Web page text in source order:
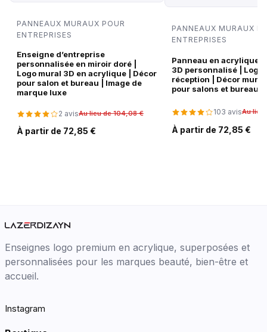
PANNEAUX MURAUX POUR
ENTREPRISES
Enseigne d’entreprise
personnalisée en miroir doré |
Logo mural 3D en acrylique | Décor
pour salon et bureau | Image de
marque luxe
2 avisAu lieu de 104,08 €
À partir de 72,85 €
PANNEAUX MURAUX
ENTREPRISES
Panneau en acrylique
3D personnalisé | Logo
réception | Décor
pour salons et bureaux
103 avisAu lieu
À partir de 72,85 €
Enseignes logo premium en acrylique, superposées et
personnalisées pour les marques beauté, bien-être et
accueil.
Instagram